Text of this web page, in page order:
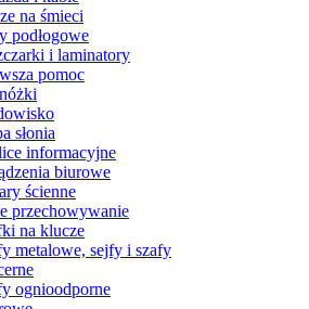
na śmieci
podłogowe
i laminatory
pomoc
słonia
informacyjne
biurowe
ścienne
przechowywanie
na klucze
metalowe, sejfy i szafy
ognioodporne